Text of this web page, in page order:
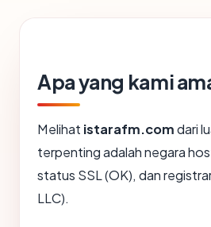
Apa yang kami
Melihat istarafm.comdari
terpenting adalah negara
status SSL (OK), dan
LLC).